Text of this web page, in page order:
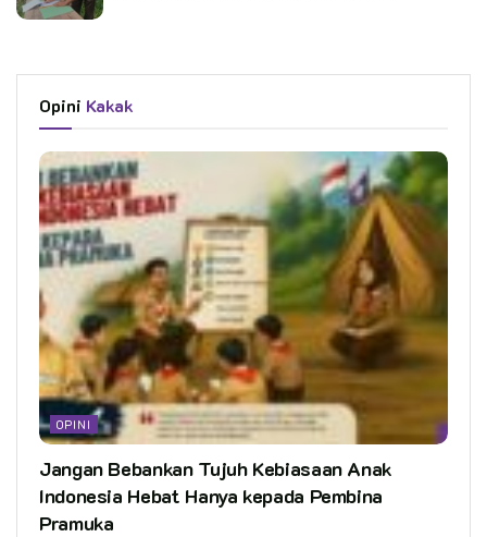
Opini Kakak
OPINI
Jangan Bebankan Tujuh Kebiasaan Anak
Indonesia Hebat Hanya kepada Pembina
Pramuka